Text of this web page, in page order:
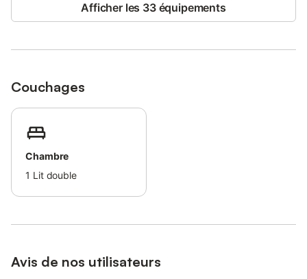
Afficher les 33 équipements
Couchages
Chambre
1 Lit double
Avis de nos utilisateurs